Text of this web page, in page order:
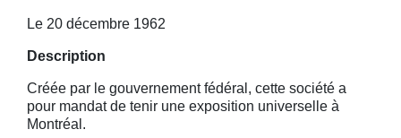
Le 20 décembre 1962
Description
Créée par le gouvernement fédéral, cette société a
pour mandat de tenir une exposition universelle à
Montréal.